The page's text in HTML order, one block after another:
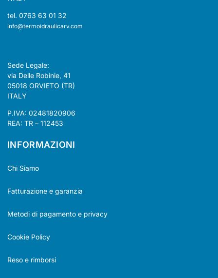
tel. 0763 63 01 32
info@termoidraulicarv.com
Sede Legale:
via Delle Robinie, 41
05018 ORVIETO (TR)
ITALY
P.IVA: 02481820906
REA: TR – 112453
INFORMAZIONI
Chi Siamo
Fatturazione e garanzia
Metodi di pagamento e privacy
Cookie Policy
Reso e rimborsi